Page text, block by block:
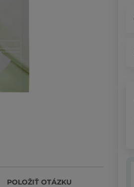
POLOŽIŤ OTÁZKU